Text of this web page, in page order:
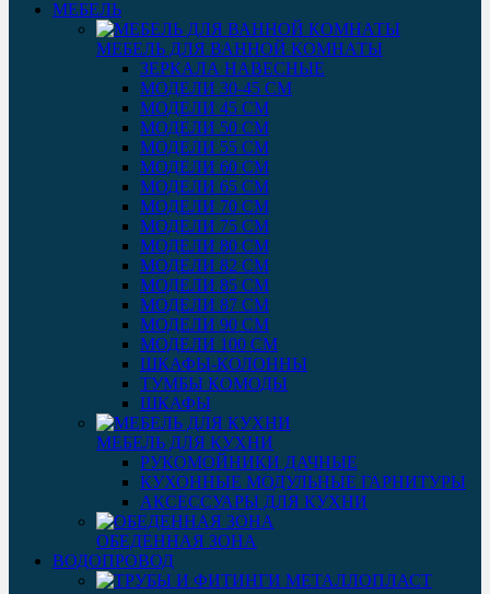
МЕБЕЛЬ
МЕБЕЛЬ ДЛЯ ВАННОЙ КОМНАТЫ
ЗЕРКАЛА НАВЕСНЫЕ
МОДЕЛИ 30-45 СМ
МОДЕЛИ 45 СМ
МОДЕЛИ 50 СМ
МОДЕЛИ 55 СМ
МОДЕЛИ 60 СМ
МОДЕЛИ 65 СМ
МОДЕЛИ 70 СМ
МОДЕЛИ 75 СМ
МОДЕЛИ 80 СМ
МОДЕЛИ 82 СМ
МОДЕЛИ 85 СМ
МОДЕЛИ 87 СМ
МОДЕЛИ 90 СМ
МОДЕЛИ 100 СМ
ШКАФЫ-КОЛОННЫ
ТУМБЫ КОМОДЫ
ШКАФЫ
МЕБЕЛЬ ДЛЯ КУХНИ
РУКОМОЙНИКИ ДАЧНЫЕ
КУХОННЫЕ МОДУЛЬНЫЕ ГАРНИТУРЫ
АКСЕССУАРЫ ДЛЯ КУХНИ
ОБЕДЕННАЯ ЗОНА
ВОДОПРОВОД